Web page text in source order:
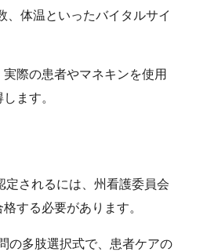
、体温といったバイタルサイ
際の患者やマネキンを使用
ます。
定されるには、州看護委員会
する必要があります。
の多肢選択式で、患者ケアの